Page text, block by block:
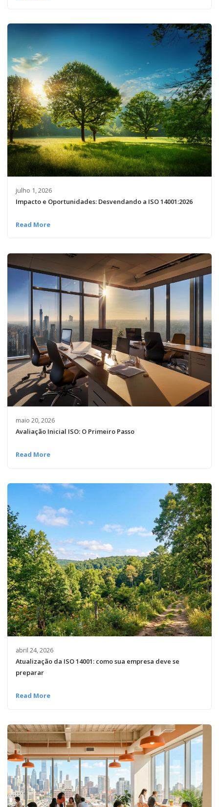
julho 1, 2026
Impacto e Oportunidades: Desvendando a ISO 14001:2026
Read More
maio 20, 2026
Avaliação Inicial ISO: O Primeiro Passo
Read More
abril 24, 2026
Atualização da ISO 14001: como sua empresa deve se
preparar
Read More